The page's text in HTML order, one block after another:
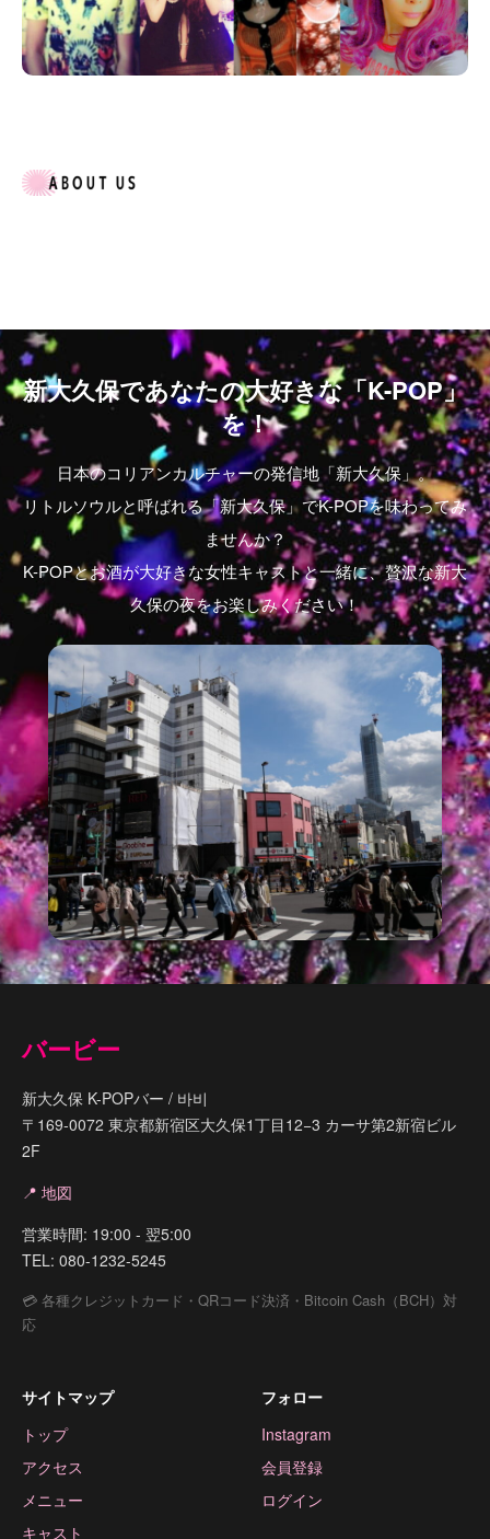
新大久保であなたの大好きな「K-POP」
を！
日本のコリアンカルチャーの発信地「新大久保」。
リトルソウルと呼ばれる「新大久保」でK-POPを味わってみ
ませんか？
K-POPとお酒が大好きな女性キャストと一緒に、贅沢な新大
久保の夜をお楽しみください！
バービー
新大久保 K-POPバー / 바비
〒169-0072 東京都新宿区大久保1丁目12−3 カーサ第2新宿ビル
2F
📍 地図
営業時間: 19:00 - 翌5:00
TEL: 080-1232-5245
💳 各種クレジットカード・QRコード決済・Bitcoin Cash（BCH）対
応
サイトマップ
トップ
アクセス
メニュー
キャスト
フォロー
Instagram
会員登録
ログイン